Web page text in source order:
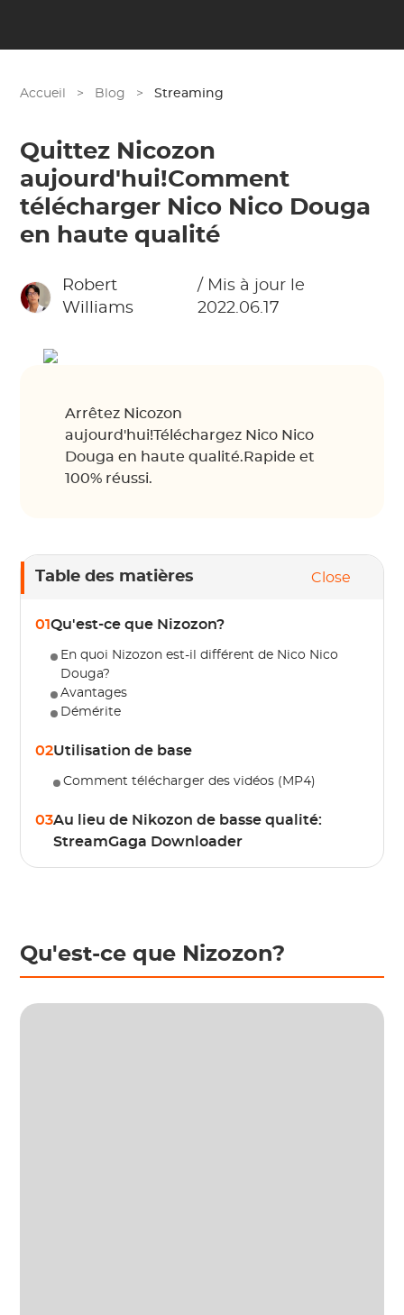
Accueil > Blog > Streaming
Quittez Nicozon
aujourd'hui!Comment
télécharger Nico Nico Douga
en haute qualité
Robert
Williams
/ Mis à jour le
2022.06.17
Arrêtez Nicozon
aujourd'hui!Téléchargez Nico Nico
Douga en haute qualité.Rapide et
100% réussi.
Table des matières Close
01Qu'est-ce que Nizozon?
En quoi Nizozon est-il différent de Nico Nico
Douga?
Avantages
Démérite
02Utilisation de base
Comment télécharger des vidéos (MP4)
03Au lieu de Nikozon de basse qualité:
StreamGaga Downloader
Qu'est-ce que Nizozon?